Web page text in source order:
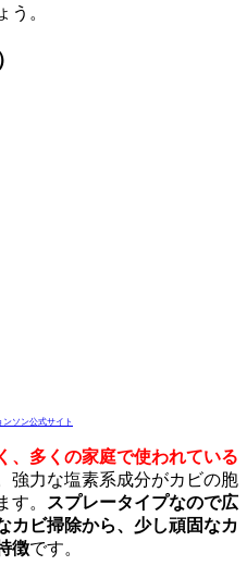
う。
ンソン公式サイト
、多くの家庭で使われている
強力な塩素系成分がカビの胞
す。
スプレータイプなので広
カビ掃除から、少し頑固なカ
徴です。